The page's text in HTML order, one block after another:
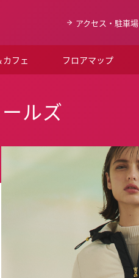
アクセス・駐車場
フェ フロアマップ
ルズ